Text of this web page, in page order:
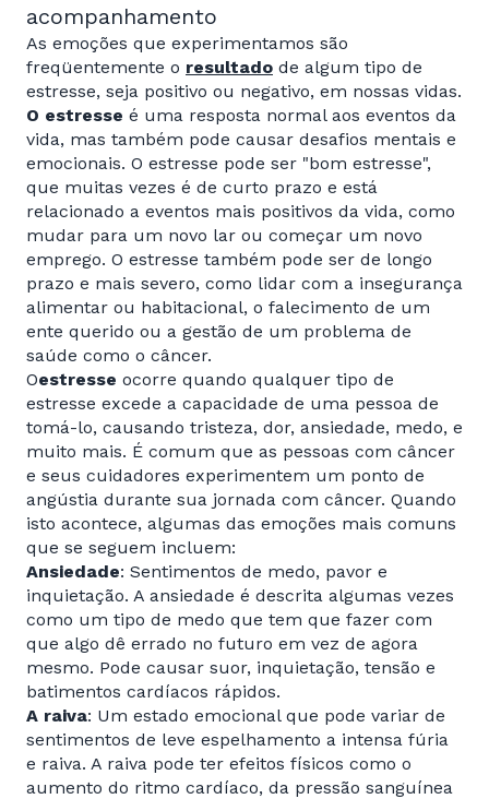
acompanhamento
As emoções que experimentamos são
freqüentemente o resultado de algum tipo de
estresse, seja positivo ou negativo, em nossas vidas.
O estresse é uma resposta normal aos eventos da
vida, mas também pode causar desafios mentais e
emocionais. O estresse pode ser "bom estresse",
que muitas vezes é de curto prazo e está
relacionado a eventos mais positivos da vida, como
mudar para um novo lar ou começar um novo
emprego. O estresse também pode ser de longo
prazo e mais severo, como lidar com a insegurança
alimentar ou habitacional, o falecimento de um
ente querido ou a gestão de um problema de
saúde como o câncer.
Oestresse ocorre quando qualquer tipo de
estresse excede a capacidade de uma pessoa de
tomá-lo, causando tristeza, dor, ansiedade, medo, e
muito mais. É comum que as pessoas com câncer
e seus cuidadores experimentem um ponto de
angústia durante sua jornada com câncer. Quando
isto acontece, algumas das emoções mais comuns
que se seguem incluem:
Ansiedade: Sentimentos de medo, pavor e
inquietação. A ansiedade é descrita algumas vezes
como um tipo de medo que tem que fazer com
que algo dê errado no futuro em vez de agora
mesmo. Pode causar suor, inquietação, tensão e
batimentos cardíacos rápidos.
A raiva: Um estado emocional que pode variar de
sentimentos de leve espelhamento a intensa fúria
e raiva. A raiva pode ter efeitos físicos como o
aumento do ritmo cardíaco, da pressão sanguínea